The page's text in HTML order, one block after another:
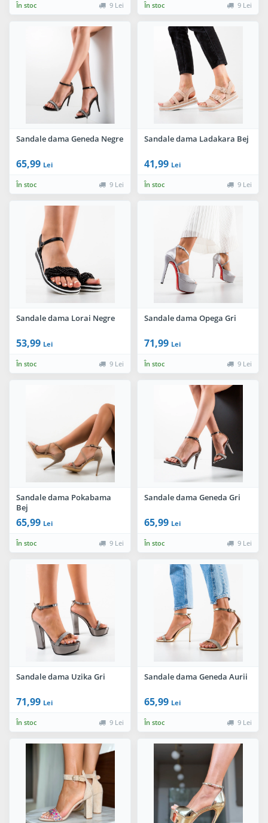
În stoc 9 Lei În stoc 9 Lei
Sandale dama Geneda Negre
65,99 Lei
În stoc 9 Lei
Sandale dama Ladakara Bej
41,99 Lei
În stoc 9 Lei
Sandale dama Lorai Negre
53,99 Lei
În stoc 9 Lei
Sandale dama Opega Gri
71,99 Lei
În stoc 9 Lei
Sandale dama Pokabama
Bej
65,99 Lei
În stoc 9 Lei
Sandale dama Geneda Gri
65,99 Lei
În stoc 9 Lei
Sandale dama Uzika Gri
71,99 Lei
În stoc 9 Lei
Sandale dama Geneda Aurii
65,99 Lei
În stoc 9 Lei